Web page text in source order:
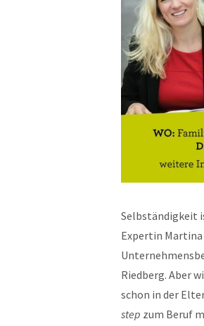
Selbständigkeit
Expertin
Riedberg. Aber
schon in der
step zum Beruf